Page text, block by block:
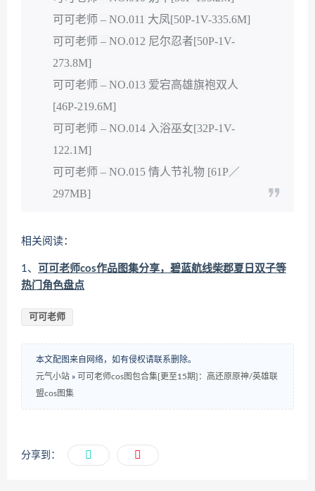
可可老师 – NO.011 大凤[50P-1V-335.6M]
可可老师 – NO.012 尼尔忍者[50P-1V-
273.8M]
可可老师 – NO.013 爱宕高雄旗袍双人
[46P-219.6M]
可可老师 – NO.014 入浴巫女[32P-1V-
122.1M]
可可老师 – NO.015 情人节礼物 [61P／
297MB]
相关阅读：
1、 可可老师cos作品图集分享，碧蓝航线柴郡夏日双子等
热门角色盘点
可可老师
本文配图来自网络，如有侵权请联系删除。
元气小站 » 可可老师cos图包合集[更至15期]：高还原原神/英雄联
盟cos图集
分享到：